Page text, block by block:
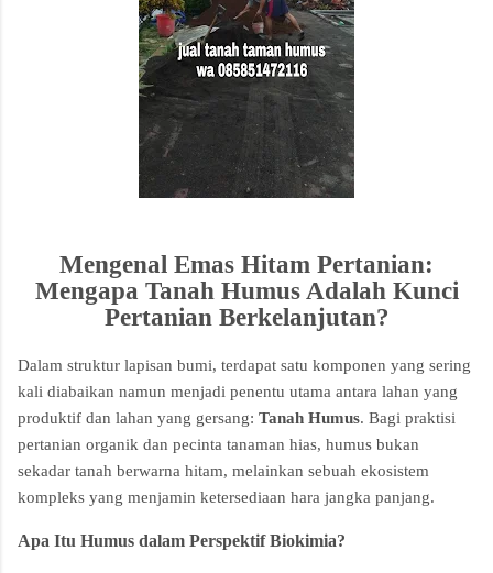
Mengenal Emas Hitam Pertanian:
Mengapa Tanah Humus Adalah Kunci
Pertanian Berkelanjutan?
Dalam struktur lapisan bumi, terdapat satu komponen yang sering
kali diabaikan namun menjadi penentu utama antara lahan yang
produktif dan lahan yang gersang: Tanah Humus. Bagi praktisi
pertanian organik dan pecinta tanaman hias, humus bukan
sekadar tanah berwarna hitam, melainkan sebuah ekosistem
kompleks yang menjamin ketersediaan hara jangka panjang.
Apa Itu Humus dalam Perspektif Biokimia?